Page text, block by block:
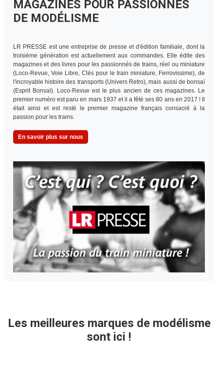
MAGAZINES POUR PASSIONNÉS
DE MODÉLISME
LR PRESSE est une entreprise de presse et d'édition familiale, dont la
troisième génération est actuellement aux commandes. Elle édite des
magazines et des livres pour les passionnés de trains, réel ou miniature
(Loco-Revue, Voie Libre, Clés pour le train miniature, Ferrovissime), de
l'incroyable histoire des transports (Univers Retro), mais aussi de bonsaï
(Esprit Bonsaï). Loco-Revue est le plus ancien de ces magazines. Le
premier numéro est paru en mars 1937 et il a fêté ses 80 ans en 2017 ! Il
était ainsi et est resté le premier magazine français consacré à la
passion pour les trains.
En savoir plus sur nous
Les meilleures marques de modélisme
sont ici !